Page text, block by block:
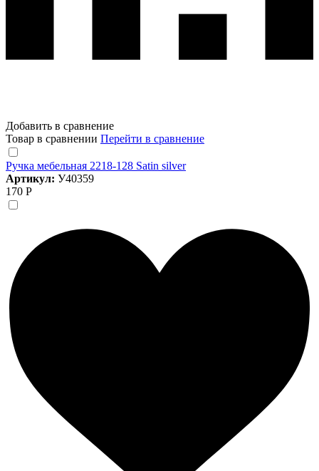
Добавить в сравнение
Товар в сравнении Перейти в сравнение
Ручка мебельная 2218-128 Satin silver
Артикул: У40359
170 Р